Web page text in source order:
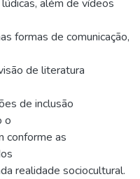
além de vídeos
formas de comunicação,
de literatura
de inclusão
o
conforme as
realidade sociocultural.